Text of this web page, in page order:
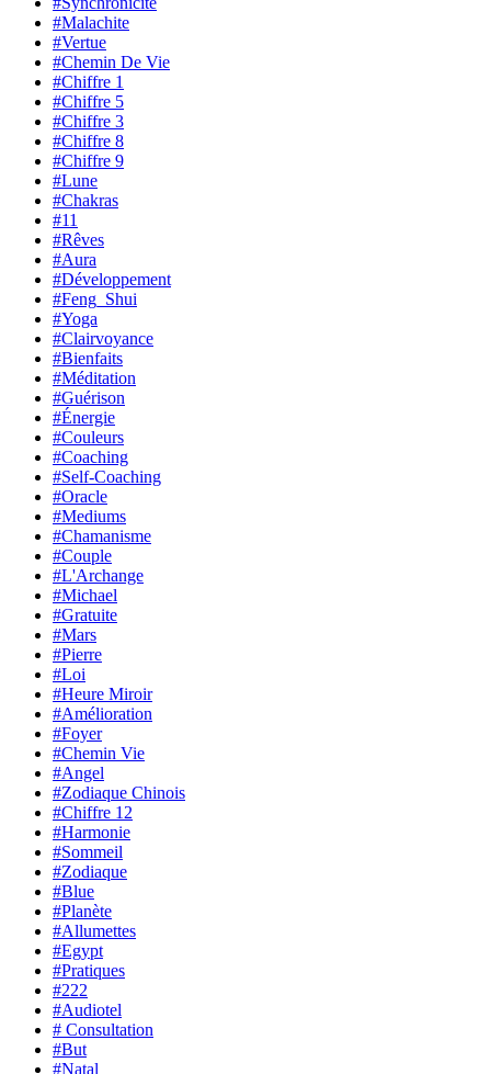
#Malachite
#Vertue
#Chemin De Vie
#Chiffre 1
#Chiffre 5
#Chiffre 3
#Chiffre 8
#Chiffre 9
#Lune
#Chakras
#11
#Rêves
#Aura
#Développement
#Feng_Shui
#Yoga
#Clairvoyance
#Bienfaits
#Méditation
#Guérison
#Énergie
#Couleurs
#Coaching
#Self-Coaching
#Oracle
#Mediums
#Chamanisme
#Couple
#L'Archange
#Michael
#Gratuite
#Mars
#Pierre
#Loi
#Heure Miroir
#Amélioration
#Foyer
#Chemin Vie
#Angel
#Zodiaque Chinois
#Chiffre 12
#Harmonie
#Sommeil
#Zodiaque
#Blue
#Planète
#Allumettes
#Egypt
#Pratiques
#222
#Audiotel
# Consultation
#But
#Natal